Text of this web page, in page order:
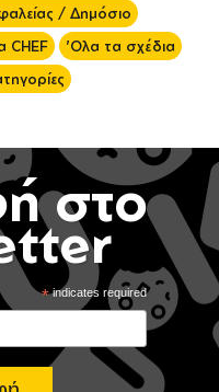
/ Δημόσιο
CHEF
'Ολα τα σχέδια
στο
*indicates required